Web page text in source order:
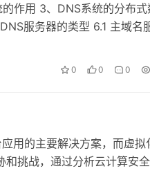
作用 3、DNS系统的分布式
服务器的类型 6.1 主域名
0 0 0
用的主要解决方案，而虚拟
和挑战，通过分析云计算安